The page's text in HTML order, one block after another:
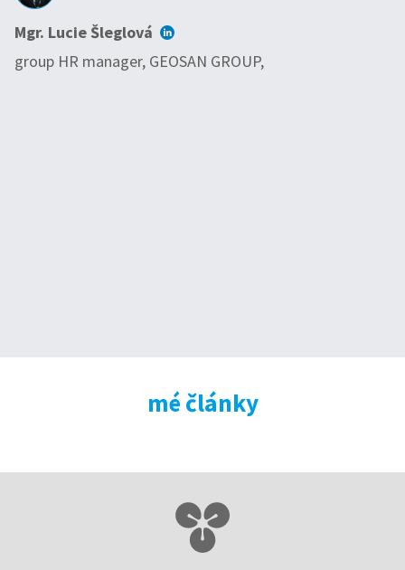
Mgr. Lucie Šleglová
group HR manager, GEOSAN GROUP,
mé články